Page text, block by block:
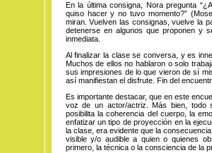
En la última consigna, Nora pregunta
quiso hacer y no tuvo momento?”
miran. Vuelven las consignas, vuelve la
detenerse en algunos que proponen y
inmediata.
Al finalizar la clase se conversa, y es
Muchos de ellos no hablaron o solo
sus impresiones de lo que vieron de sí
así manifiestan el disfrute. Fin del
Es importante destacar, que en este
voz de un actor/actriz. Más bien, todo
posibilita la coherencia del cuerpo, la
enfatizar un tipo de proyección en la
la clase, era evidente que la
visible y/o audible a quien o quienes
primero, la técnica o la consciencia de la